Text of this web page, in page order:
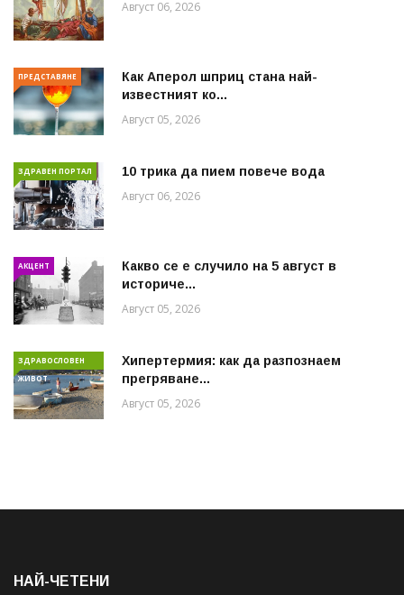
Август 06, 2026
ПРЕДСТАВЯНЕ
Как Аперол шприц стана най-
известният ко...
Август 05, 2026
ЗДРАВЕН ПОРТАЛ 10 трика да пием повече вода
Август 06, 2026
АКЦЕНТ
Какво се е случило на 5 август в
историче...
Август 05, 2026
ЗДРАВОСЛОВЕН
ЖИВОТ
Хипертермия: как да разпознаем
прегряване...
Август 05, 2026
НАЙ-ЧЕТЕНИ